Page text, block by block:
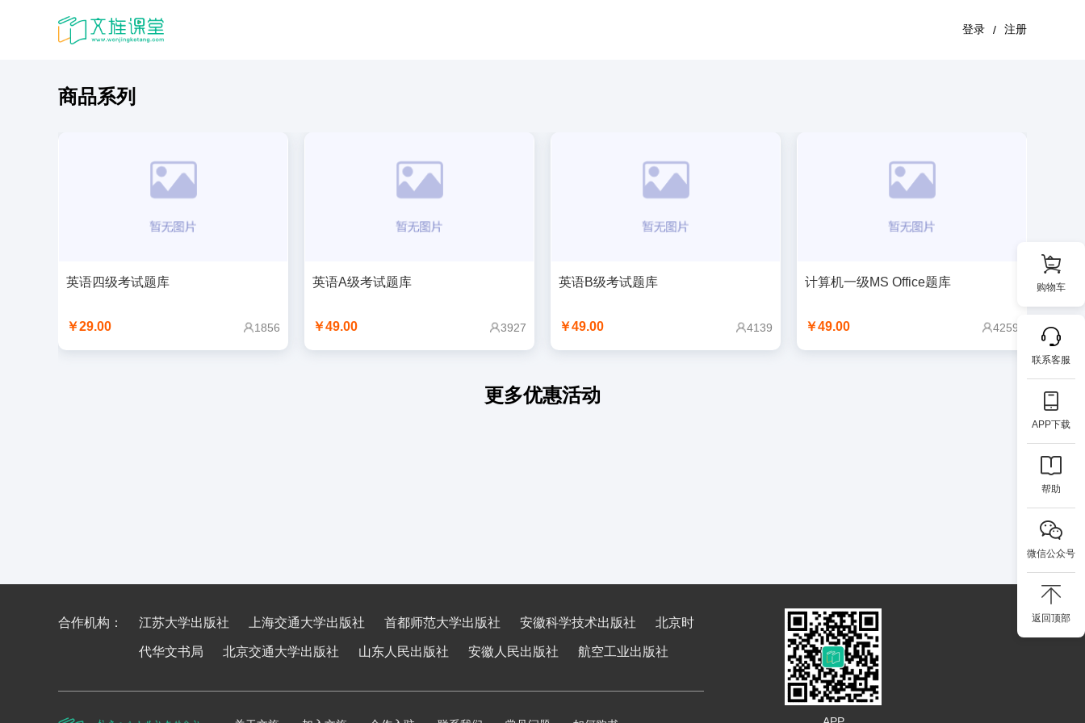
登录 / 注册
商品系列
英语四级考试题库
￥29.00 1856
英语A级考试题库
￥49.00 3927
英语B级考试题库
￥49.00 4139
计算机一级MS Office题库
￥49.00 4259
更多优惠活动
购物车
联系客服
APP下载
帮助
微信公众号
返回顶部
合作机构： 江苏大学出版社 上海交通大学出版社 首都师范大学出版社 安徽科学技术出版社 北京时
代华文书局 北京交通大学出版社 山东人民出版社 安徽人民出版社 航空工业出版社